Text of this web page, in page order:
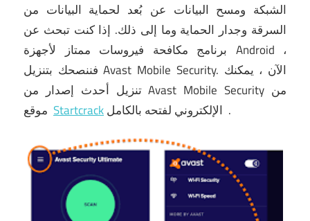
الشبكة ومسح البيانات عن بُعد لحماية البيانات من
السرقة وجدار الحماية وما إلى ذلك. إذا كنت تبحث عن
برنامج مكافحة فيروسات ممتاز لأجهزة Android ،
فننصحك بتنزيل Avast Mobile Security. الآن ، يمكنك
تنزيل أحدث إصدار من Avast Mobile Security من
Startcrack الإلكتروني .